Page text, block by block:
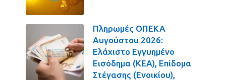
Πληρωμές ΟΠΕΚΑ
Αυγούστου 2026:
Ελάχιστο Εγγυημένο
Εισόδημα (ΚΕΑ), Επίδομα
Στέγασης (Ενοικίου),